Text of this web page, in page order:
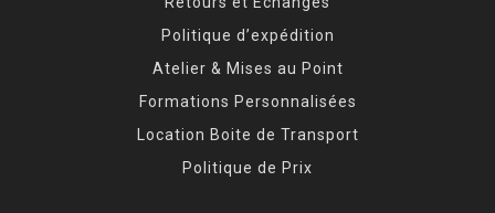
Politique d’expédition
Atelier & Mises au Point
Formations Personnalisées
Location Boite de Transport
Politique de Prix